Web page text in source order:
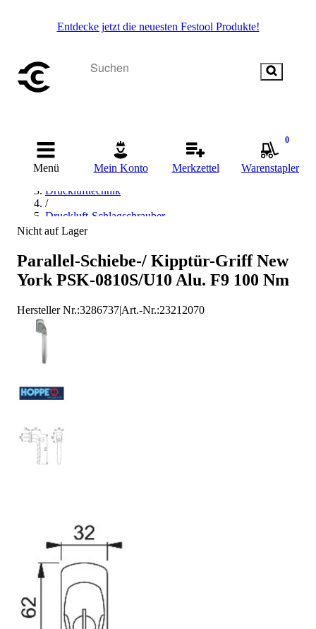
Entdecke jetzt die neuesten Festool Produkte!
Menü Mein Konto Merkzettel
0
Warenstapler
Startseite
Drucklufttechnik
/
Druckluft-Schlagschrauber
/
Nicht auf Lager
Parallel-Schiebe-/ Kipptür-Griff New
York PSK-0810S/U10 Alu. F9 100 Nm
Hersteller Nr.:3286737|Art.-Nr.:23212070